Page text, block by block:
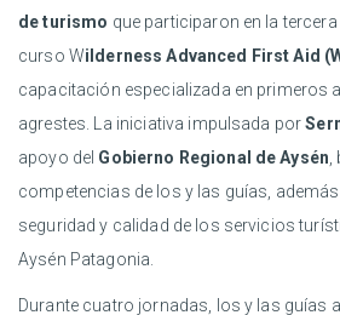
de turismo que participaron en la tercera
curso Wilderness Advanced First Aid
capacitación especializada en primeros
agrestes. La iniciativa impulsada por
apoyo del Gobierno Regional de Aysén
competencias de los y las guías,
seguridad y calidad de los servicios
Aysén Patagonia.
Durante cuatro jornadas, los y las guías